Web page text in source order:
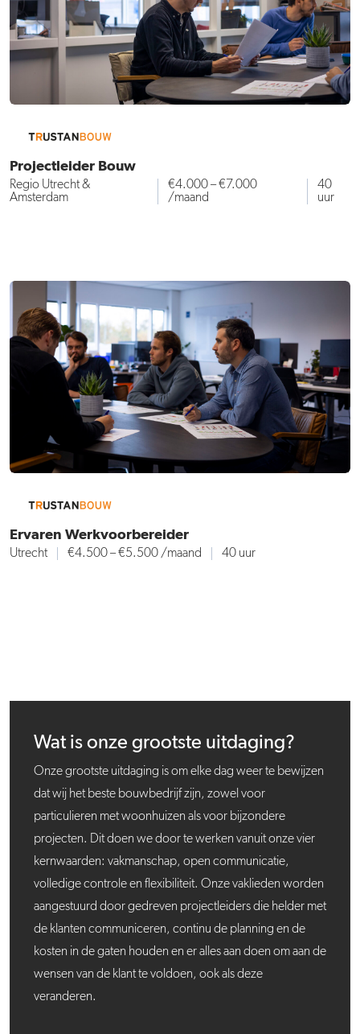
Projectleider Bouw
Regio Utrecht &
Amsterdam
€4.000 – €7.000
/maand
40
uur
Ervaren Werkvoorbereider
Utrecht €4.500 – €5.500 /maand 40 uur
Wat is onze grootste uitdaging?
Onze grootste uitdaging is om elke dag weer te bewijzen
dat wij het beste bouwbedrijf zijn, zowel voor
particulieren met woonhuizen als voor bijzondere
projecten. Dit doen we door te werken vanuit onze vier
kernwaarden: vakmanschap, open communicatie,
volledige controle en flexibiliteit. Onze vaklieden worden
aangestuurd door gedreven projectleiders die helder met
de klanten communiceren, continu de planning en de
kosten in de gaten houden en er alles aan doen om aan de
wensen van de klant te voldoen, ook als deze
veranderen.